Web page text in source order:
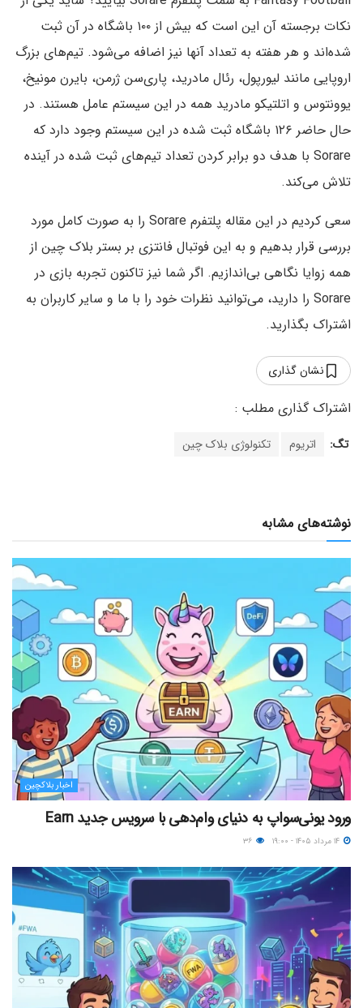
نکات برجسته آن این است که بیش از ۱۰۰ باشگاه در آن ثبت
شده‌اند و هر هفته به تعداد آنها نیز اضافه می‌شود. تیم‌های بزرگ
اروپایی مانند لیورپول، رئال مادرید، پاری‌سن ژرمن، بایرن مونیخ،
یوونتوس و اتلتیکو مادرید همه در این سیستم عامل هستند. در
حال حاضر ۱۲۶ باشگاه ثبت شده در این سیستم وجود دارد که
Sorare با هدف دو برابر کردن تعداد تیم‌های ثبت شده در آینده
تلاش می‌کند.
سعی کردیم در این مقاله پلتفرم Sorare را به صورت کامل مورد
بررسی قرار بدهیم و به این فوتبال فانتزی بر بستر بلاک چین از
همه زوایا نگاهی بی‌اندازیم. اگر شما نیز تاکنون تجربه بازی در
Sorare را دارید، می‌توانید نظرات خود را با ما و سایر کاربران به
اشتراک بگذارید.
نشان گذاری
تگ: اتریوم تکنولوژی بلاک چین
نوشته‌های مشابه
اخبار بلاکچین
ورود یونی‌سواپ به دنیای وام‌دهی با سرویس جدید Earn